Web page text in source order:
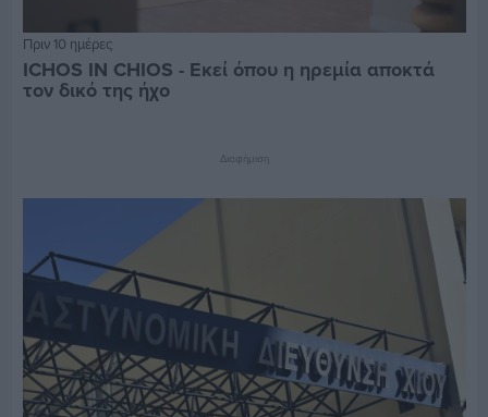
Πριν 10 ημέρες
ICHOS IN CHIOS - Εκεί όπου η ηρεμία αποκτά
τον δικό της ήχο
Διαφήμιση